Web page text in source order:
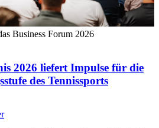
Business Forum 2026
2026 liefert Impulse für die
des Tennissports